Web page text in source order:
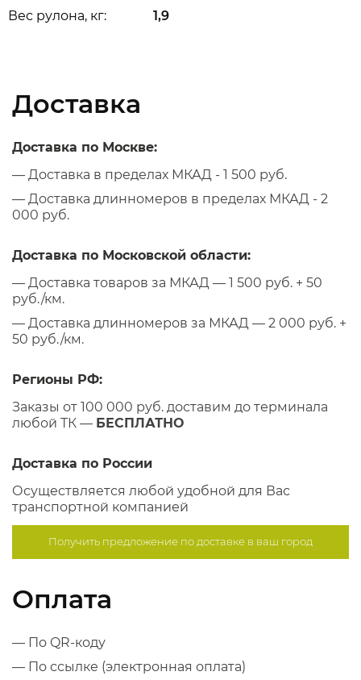
Вес рулона, кг: 1,9
Доставка
Доставка по Москве:
— Доставка в пределах МКАД - 1 500 руб.
— Доставка длинномеров в пределах МКАД - 2
000 руб.
Доставка по Московской области:
— Доставка товаров за МКАД — 1 500 руб. + 50
руб./км.
— Доставка длинномеров за МКАД — 2 000 руб. +
50 руб./км.
Регионы РФ:
Заказы от 100 000 руб. доставим до терминала
любой ТК — БЕСПЛАТНО
Доставка по России
Осуществляется любой удобной для Вас
транспортной компанией
Получить предложение подоставке в ваш город
Оплата
— По QR-коду
— По ссылке (электронная оплата)